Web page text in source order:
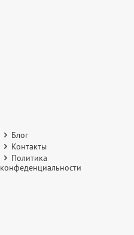
Блог
Контакты
Политика
конфеденциальности